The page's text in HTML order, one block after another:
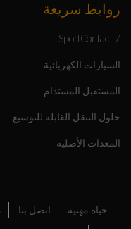
روابط سريعة
SportContact 7
السيارات الكهربائية
المستقبل المستدام
حلول التنقل القابلة للتوسيع
المعدات الأصلية
حياة مهنية اتصل بنا